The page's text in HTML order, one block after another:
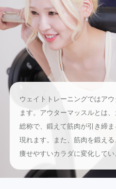
ウェイトトレーニングではア
ます。アウターマッスルとは
総称で、鍛えて筋肉が引き締
現れます。また、筋肉を鍛え
痩せやすいカラダに変化してい